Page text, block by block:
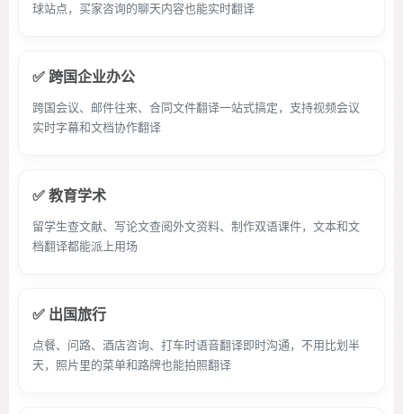
球站点，买家咨询的聊天内容也能实时翻译
✅ 跨国企业办公
跨国会议、邮件往来、合同文件翻译一站式搞定，支持视频会议
实时字幕和文档协作翻译
✅ 教育学术
留学生查文献、写论文查阅外文资料、制作双语课件，文本和文
档翻译都能派上用场
✅ 出国旅行
点餐、问路、酒店咨询、打车时语音翻译即时沟通，不用比划半
天，照片里的菜单和路牌也能拍照翻译